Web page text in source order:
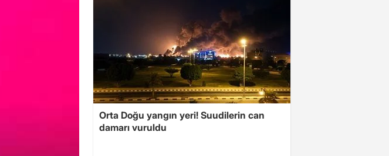
Orta Doğu yangın yeri! Suudilerin can
damarı vuruldu